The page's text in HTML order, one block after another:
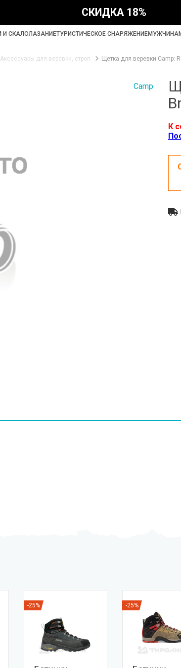
СКИДКА 18%
И СКАЛОЛАЗАНИЕТУРИСТИЧЕСКОЕ СНАРЯЖЕНИЕ
Аксессуары для веревки, строп Щетка для веревки Camp:
Camp
К
-25% -25%